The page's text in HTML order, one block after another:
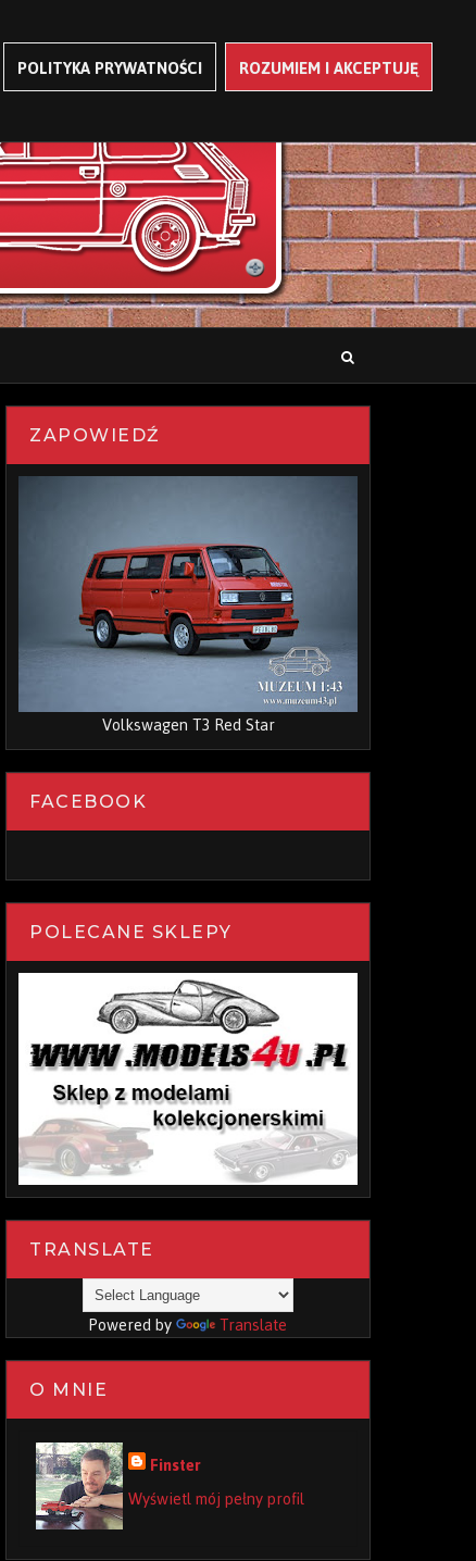
ZAPOWIEDŹ
Volkswagen T3 Red Star
FACEBOOK
POLECANE SKLEPY
TRANSLATE
Powered by Translate
O MNIE
Finster
Wyświetl mój pełny profil
POLITYKA PRYWATNOŚCI ROZUMIEM I AKCEPTUJĘ